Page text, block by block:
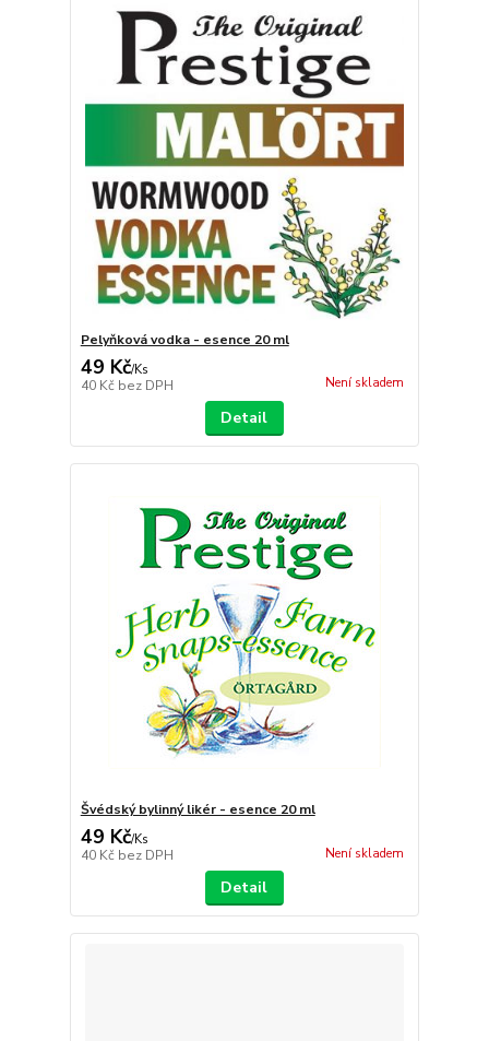
Pelyňková vodka - esence 20 ml
49 Kč/Ks
40 Kč bez DPH Není skladem
Detail
Švédský bylinný likér - esence 20 ml
49 Kč/Ks
40 Kč bez DPH Není skladem
Detail